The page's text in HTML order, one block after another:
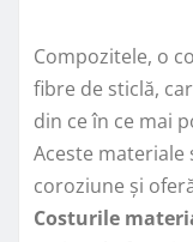
Compozitele, o
fibre de sticlă,
din ce în ce mai
Aceste
coroziune și
Costurile